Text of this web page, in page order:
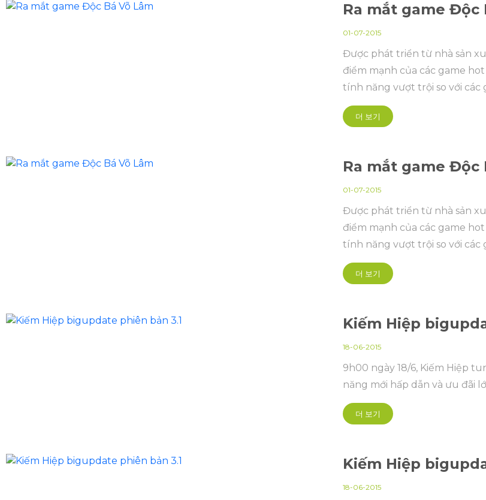
Ra mắt game Độc
01-07-2015
Được phát triển từ nhà sản
điểm mạnh của các game
tính năng vượt trội so với các
더 보기
Ra mắt game Độc
01-07-2015
Được phát triển từ nhà sản
điểm mạnh của các game
tính năng vượt trội so với các
더 보기
Kiếm Hiệp
18-06-2015
9h00 ngày 18/6, Kiếm Hiệp
năng mới hấp dẫn và ưu đãi
더 보기
Kiếm Hiệp
18-06-2015